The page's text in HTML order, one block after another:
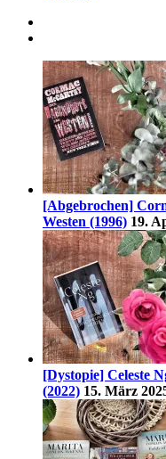
[Abgebrochen]
Westen (1996) 19.
[Dystopie] Celeste
(2022) 15. März